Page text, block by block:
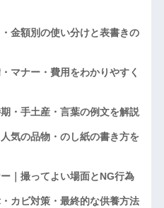
金額別の使い分けと表書きの
マナー・費用をわかりやすく
・手土産・言葉の例文を解説
気の品物・のし紙の書き方を
｜撮ってよい場面とNG行為
カビ対策・最終的な供養方法